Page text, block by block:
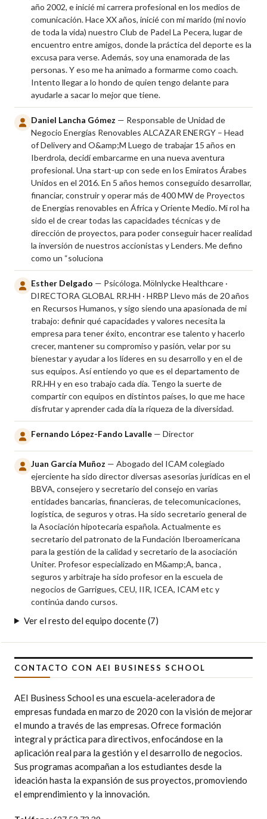
año 2002, e inicié mi carrera profesional en los medios de
comunicación. Hace XX años, inicié con mi marido (mi novio
de toda la vida) nuestro Club de Padel La Pecera, lugar de
encuentro entre amigos, donde la práctica del deporte es la
excusa para verse. Además, soy una enamorada de las
personas. Y eso me ha animado a formarme como coach.
Intento llegar a lo hondo de quien tengo delante para
ayudarle a sacar lo mejor que tiene.
Daniel Lancha Gómez — Responsable de Unidad de
Negocio Energías Renovables ALCAZAR ENERGY – Head
of Delivery and O&amp;M Luego de trabajar 15 años en
Iberdrola, decidí embarcarme en una nueva aventura
profesional. Una start-up con sede en los Emiratos Árabes
Unidos en el 2016. En 5 años hemos conseguido desarrollar,
financiar, construir y operar más de 400 MW de Proyectos
de Energías renovables en África y Oriente Medio. Mi rol ha
sido el de crear todas las capacidades técnicas y de
dirección de proyectos, para poder conseguir hacer realidad
la inversión de nuestros accionistas y Lenders. Me defino
como un “soluciona
Esther Delgado — Psicóloga. Mölnlycke Healthcare ·
DIRECTORA GLOBAL RR.HH · HRBP Llevo más de 20 años
en Recursos Humanos, y sigo siendo una apasionada de mi
trabajo: definir qué capacidades y valores necesita la
empresa para tener éxito, encontrar ese talento y hacerlo
crecer, mantener su compromiso y pasión, velar por su
bienestar y ayudar a los líderes en su desarrollo y en el de
sus equipos. Así entiendo yo que es el departamento de
RR.HH y en eso trabajo cada día. Tengo la suerte de
compartir con equipos en distintos países, lo que me hace
disfrutar y aprender cada día la riqueza de la diversidad.
Fernando López-Fando Lavalle — Director
Juan García Muñoz — Abogado del ICAM colegiado
ejerciente ha sido director diversas asesorías jurídicas en el
BBVA, consejero y secretario del consejo en varias
entidades bancarias, financieras, de telecomunicaciones,
logística, de seguros y otras. Ha sido secretario general de
la Asociación hipotecaria española. Actualmente es
secretario del patronato de la Fundación Iberoamericana
para la gestión de la calidad y secretario de la asociación
Uniter. Profesor especializado en M&amp;A, banca ,
seguros y arbitraje ha sido profesor en la escuela de
negocios de Garrigues, CEU, IIR, ICEA, ICAM etc y
continúa dando cursos.
Ver el resto del equipo docente (7)
CONTACTO CON AEI BUSINESS SCHOOL
AEI Business School es una escuela-aceleradora de
empresas fundada en marzo de 2020 con la visión de mejorar
el mundo a través de las empresas. Ofrece formación
integral y práctica para directivos, enfocándose en la
aplicación real para la gestión y el desarrollo de negocios.
Sus programas acompañan a los estudiantes desde la
ideación hasta la expansión de sus proyectos, promoviendo
el emprendimiento y la innovación.